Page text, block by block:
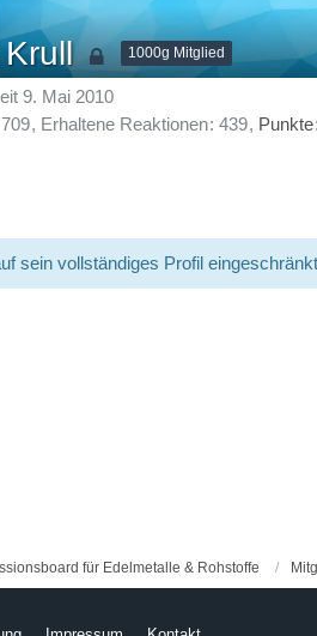
für Edelmetalle & Rohstoffe
1000g Mitglied
9. Mai 2010
709 Erhaltene Reaktionen 439 Punkte
sein vollständiges Profil